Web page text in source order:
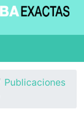
Publicaciones